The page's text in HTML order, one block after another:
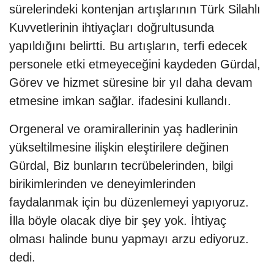
sürelerindeki kontenjan artışlarının Türk Silahlı
Kuvvetlerinin ihtiyaçları doğrultusunda
yapıldığını belirtti. Bu artışların, terfi edecek
personele etki etmeyeceğini kaydeden Gürdal,
Görev ve hizmet süresine bir yıl daha devam
etmesine imkan sağlar. ifadesini kullandı.
Orgeneral ve oramirallerinin yaş hadlerinin
yükseltilmesine ilişkin eleştirilere değinen
Gürdal, Biz bunların tecrübelerinden, bilgi
birikimlerinden ve deneyimlerinden
faydalanmak için bu düzenlemeyi yapıyoruz.
İlla böyle olacak diye bir şey yok. İhtiyaç
olması halinde bunu yapmayı arzu ediyoruz.
dedi.